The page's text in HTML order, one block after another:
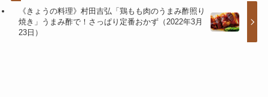
《きょうの料理》村田吉弘「鶏もも肉のうまみ酢照り
焼き」うまみ酢で！さっぱり定番おかず（2022年3月
23日）